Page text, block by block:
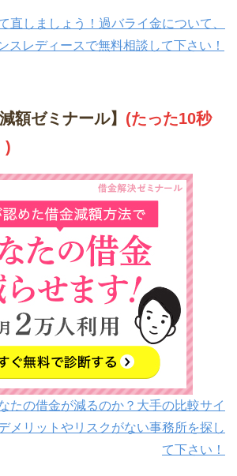
直しましょう！過バライ金について、
スレディースで無料相談して下さい！
額ゼミナール】 (たった10秒
)
たの借金が減るのか？大手の比較サイ
メリットやリスクがない事務所を探し
て下さい！